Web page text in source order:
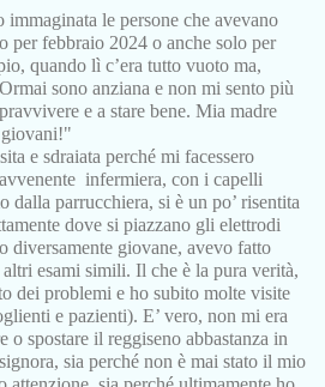
le persone che avevano
per febbraio 2024 o anche solo per
quando lì c’era tutto vuoto ma,
sono anziana e non mi sento più
e a stare bene. Mia madre
e sdraiata perché mi facessero
infermiera, con i capelli
dalla parrucchiera, si è un po’ risentita
dove si piazzano gli elettrodi
diversamente giovane, avevo fatto
esami simili. Il che è la pura verità,
dei problemi e ho subito molte visite
e pazienti). E’ vero, non mi era
o spostare il reggiseno abbastanza in
sia perché non è mai stato il mio